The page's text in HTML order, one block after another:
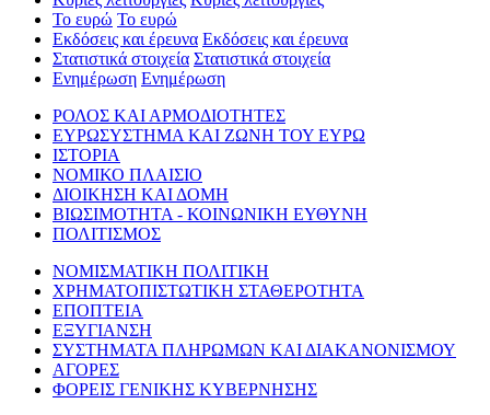
Το ευρώ Το ευρώ
Εκδόσεις και έρευνα Εκδόσεις και έρευνα
Στατιστικά στοιχεία Στατιστικά στοιχεία
Ενημέρωση Ενημέρωση
ΡΟΛΟΣ ΚΑΙ ΑΡΜΟΔΙΟΤΗΤΕΣ
ΕΥΡΩΣΥΣΤΗΜΑ ΚΑΙ ΖΩΝΗ ΤΟΥ ΕΥΡΩ
ΙΣΤΟΡΙΑ
ΝΟΜΙΚΟ ΠΛΑΙΣΙΟ
ΔΙΟΙΚΗΣΗ ΚΑΙ ΔΟΜΗ
ΒΙΩΣΙΜΟΤΗΤΑ - ΚΟΙΝΩΝΙΚΗ ΕΥΘΥΝΗ
ΠΟΛΙΤΙΣΜΟΣ
ΝΟΜΙΣΜΑΤΙΚΗ ΠΟΛΙΤΙΚΗ
ΧΡΗΜΑΤΟΠΙΣΤΩΤΙΚΗ ΣΤΑΘΕΡΟΤΗΤΑ
ΕΠΟΠΤΕΙΑ
ΕΞΥΓΙΑΝΣΗ
ΣΥΣΤΗΜΑΤΑ ΠΛΗΡΩΜΩΝ ΚΑΙ ΔΙΑΚΑΝΟΝΙΣΜΟΥ
ΑΓΟΡΕΣ
ΦΟΡΕΙΣ ΓΕΝΙΚΗΣ ΚΥΒΕΡΝΗΣΗΣ